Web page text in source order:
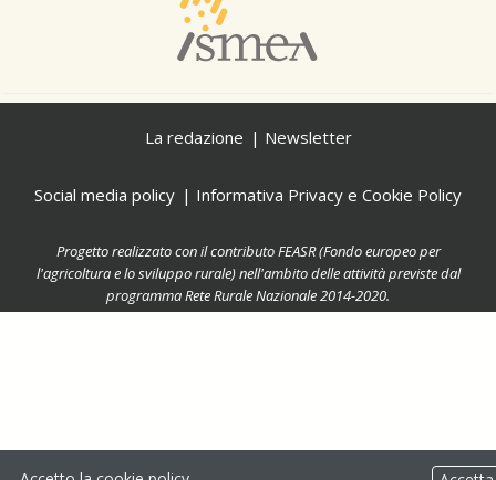
La redazione Newsletter
Social media policy Informativa Privacy e Cookie Policy
Progetto realizzato con il contributo FEASR (Fondo europeo per
l'agricoltura e lo sviluppo rurale) nell'ambito delle attività previste dal
programma Rete Rurale Nazionale 2014-2020.